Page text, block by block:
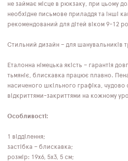
не займає місце в рюкзаку, при цьому
необхідне письмове приладдя та інші
рекомендований для дітей віком 9-12
Стильний дизайн – для шанувальників
Еталонна німецька якість – гарантія
тьмяніє, блискавка працює плавно.
насиченого шкільного графіка, чудово
відкриттями-закриттями на кожному
Особливості:
1 відділення;
застібка – блискавка;
розмір: 19х6, 5х3, 5 см;